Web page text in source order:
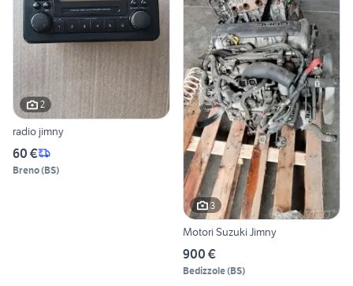
2
radio jimny
60 €
Breno(BS)
3
Motori Suzuki Jimny
900 €
Bedizzole(BS)